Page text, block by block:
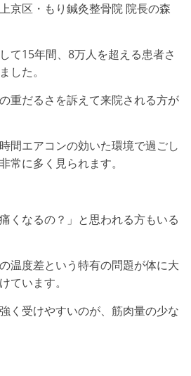
京区・もり鍼灸整骨院 院長の森
て15年間、8万人を超える患者さ
した。
重だるさを訴えて来院される方が
間エアコンの効いた環境で過ごし
常に多く見られます。
くなるの？」と思われる方もいる
温度差という特有の問題が体に大
ています。
く受けやすいのが、筋肉量の少な